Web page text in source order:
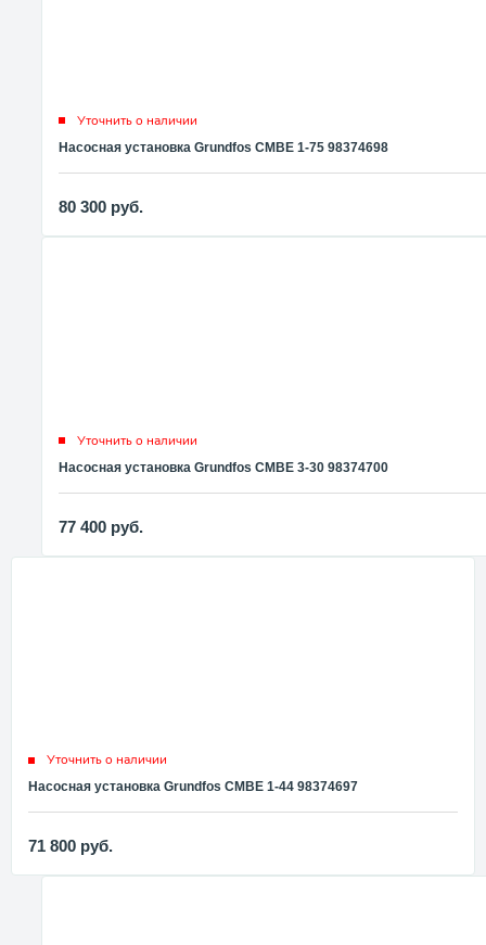
Уточнить о наличии
Насосная установка Grundfos CMBE 1-75 98374698
80 300 руб.
Уточнить о наличии
Насосная установка Grundfos CMBE 3-30 98374700
77 400 руб.
Уточнить о наличии
Насосная установка Grundfos CMBE 1-44 98374697
71 800 руб.